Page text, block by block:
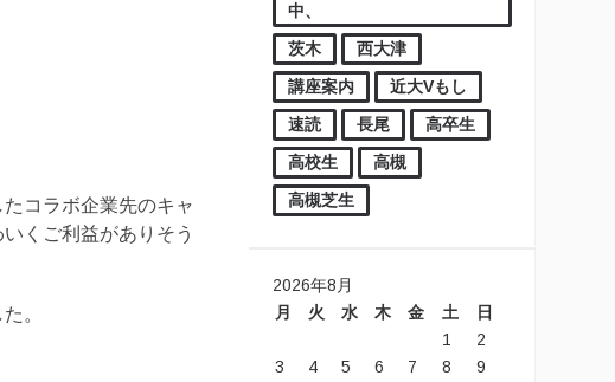
中、
茨木
西大津
講座案内
近大Vもし
速読
長尾
高卒生
高校生
高槻
高槻芝生
2026年8月
月
火 水 木 金 土 日
1
2
3
4 5 6 7 8
9
コラボ企業先のキャ
くご利益がありそう
。